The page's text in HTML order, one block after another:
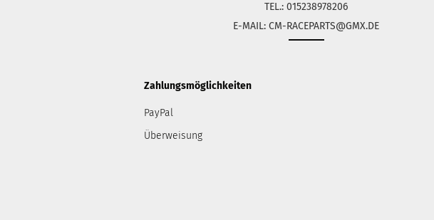
TEL.: 015238978206
E-MAIL: CM-RACEPARTS@GMX.DE
Zahlungsmöglichkeiten
PayPal
Überweisung